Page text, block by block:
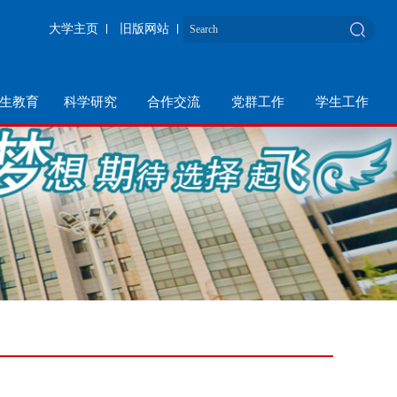
大学主页 旧版网站
教育 科学研究 合作交流 党群工作 学生工作